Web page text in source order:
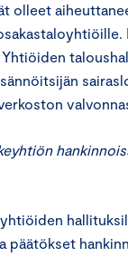
olleet
Yhtiöiden
päätökset